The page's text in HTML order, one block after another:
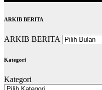
ARKIB BERITA
ARKIB BERITA
Kategori
Kategori